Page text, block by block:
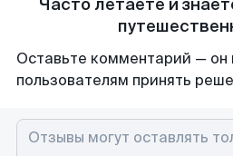
Часто летаете и
Оставьте комментарий —
пользователям принять